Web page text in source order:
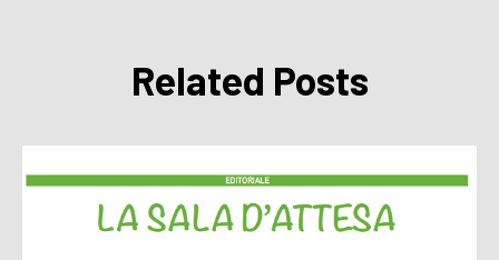
Related Posts